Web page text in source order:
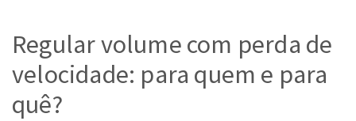
Regular volume com perda de
velocidade: para quem e para
quê?